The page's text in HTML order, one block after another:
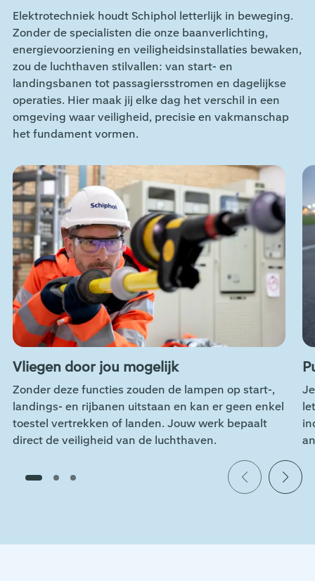
Elektrotechniek houdt Schiphol letterlijk in beweging.
Zonder de specialisten die onze baanverlichting,
energievoorziening en veiligheidsinstallaties bewaken,
zou de luchthaven stilvallen: van start- en
landingsbanen tot passagiersstromen en dagelijkse
operaties. Hier maak jij elke dag het verschil in een
omgeving waar veiligheid, precisie en vakmanschap
het fundament vormen.
Vliegen door jou mogelijk
Zonder deze functies zouden de lampen op start-,
landings- en rijbanen uitstaan en kan er geen enkel
toestel vertrekken of landen. Jouw werk bepaalt
direct de veiligheid van de luchthaven.